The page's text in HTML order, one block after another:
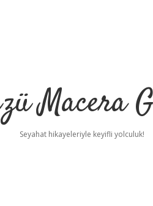
Macera
Seyahat hikayeleriyle keyifli yolculuk!